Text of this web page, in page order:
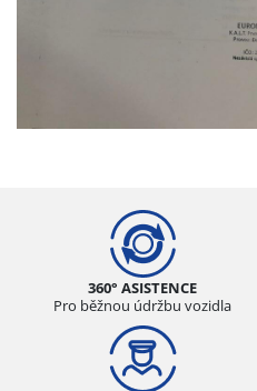
360° ASISTENCE
Pro běžnou údržbu vozidla